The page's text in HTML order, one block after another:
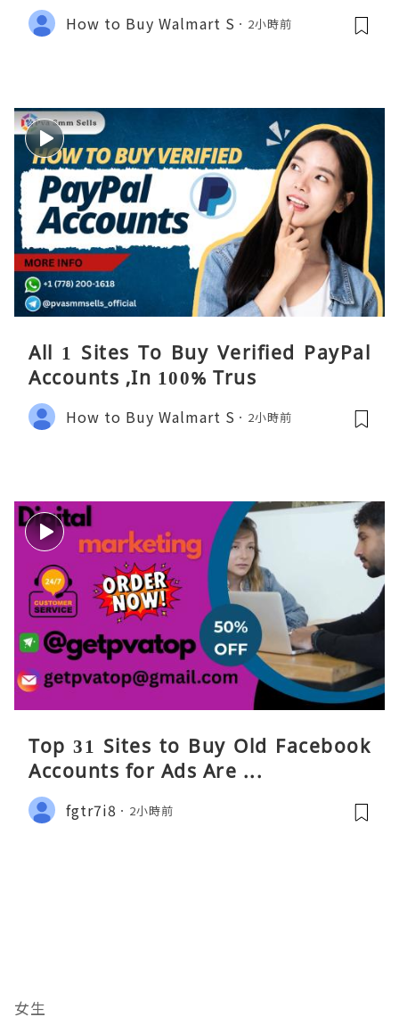
How to Buy Walmart S 2小時前
All 1 Sites To Buy Verified PayPal
Accounts ,In 100% Trus
How to Buy Walmart S 2小時前
Top 31 Sites to Buy Old Facebook
Accounts​ for Ads Are ...
fgtr7i8 2小時前
女生